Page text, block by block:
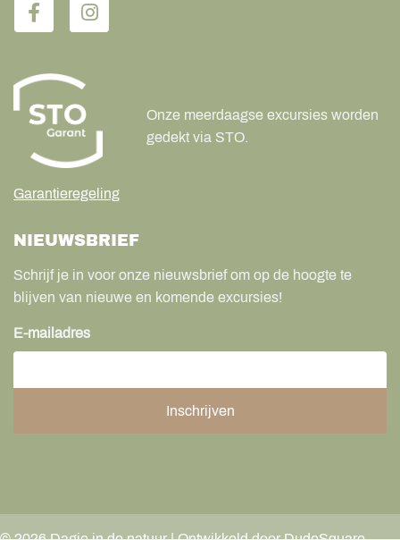
Garantieregeling
Onze meerdaagse excursies worden
gedekt via STO.
NIEUWSBRIEF
Schrijf je in voor onze nieuwsbrief om op de hoogte te
blijven van nieuwe en komende excursies!
E-mailadres